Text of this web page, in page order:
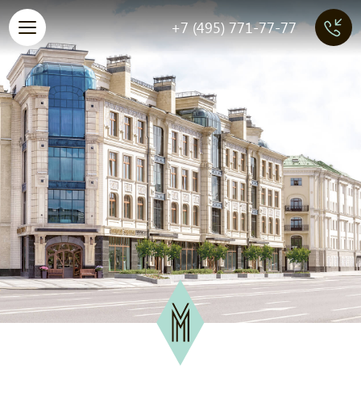
+7 (495) 771-77-77